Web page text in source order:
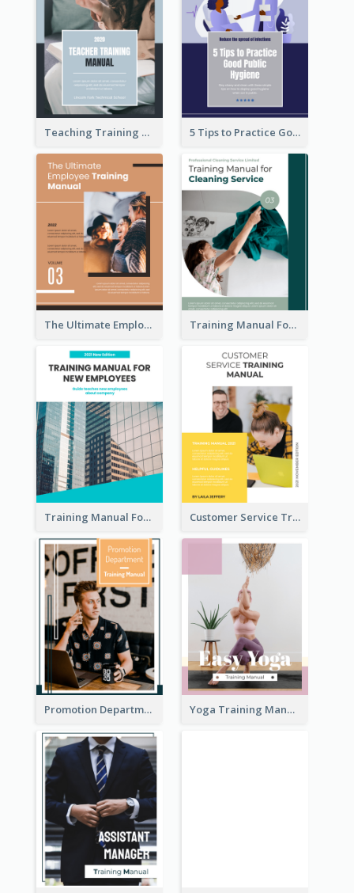
Teaching Training Manual 5 Tips to Practice Good Public Hygiene
The Ultimate Employee Training Manual Training Manual For Cleaning Service
Training Manual For New Employee Customer Service Training Manual
Promotion Department Training Manual Yoga Training Manual